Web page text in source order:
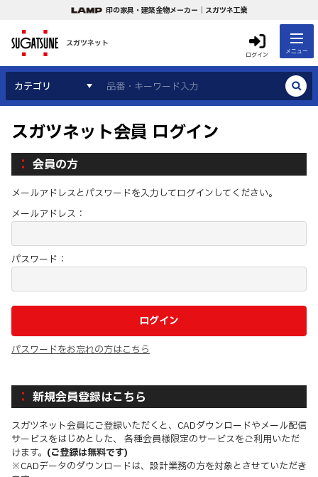
印の家具・建築金物メーカー｜スガツネ工業
スガツネット
ログイン メニュー
カテゴリ
スガツネット会員 ログイン
会員の方
メールアドレスとパスワードを入力してログインしてください。
メールアドレス：
パスワード：
パスワードをお忘れの方はこちら
新規会員登録はこちら
スガツネット会員にご登録いただくと、CADダウンロードやメール配信
サービスをはじめとした、 各種会員様限定のサービスをご利用いただ
けます。 (ご登録は無料です)
※CADデータのダウンロードは、設計業務の方を対象とさせていただき